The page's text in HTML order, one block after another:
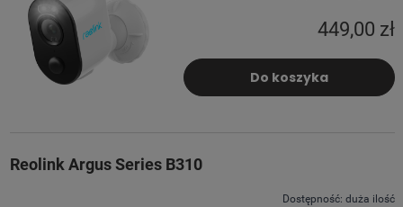
449,00 zł
Do koszyka
Reolink Argus Series B310
Dostępność: duża ilość